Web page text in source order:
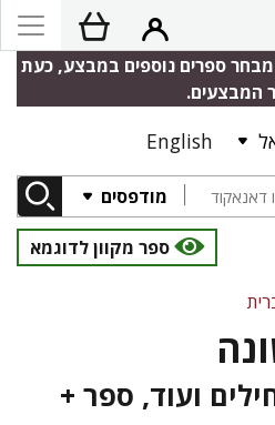
ספרים נוספים במבצע, כעת
המבצעים.
English
מודפסים
ספר מקוון לדוגמא
ועוד, ספר +